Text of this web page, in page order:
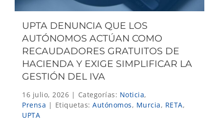
UPTA DENUNCIA QUE LOS
AUTÓNOMOS ACTÚAN COMO
RECAUDADORES GRATUITOS DE
HACIENDA Y EXIGE SIMPLIFICAR LA
GESTIÓN DEL IVA
16 julio, 2026 | Categorías: Noticia,
Prensa | Etiquetas: Autónomos, Murcia, RETA,
UPTA